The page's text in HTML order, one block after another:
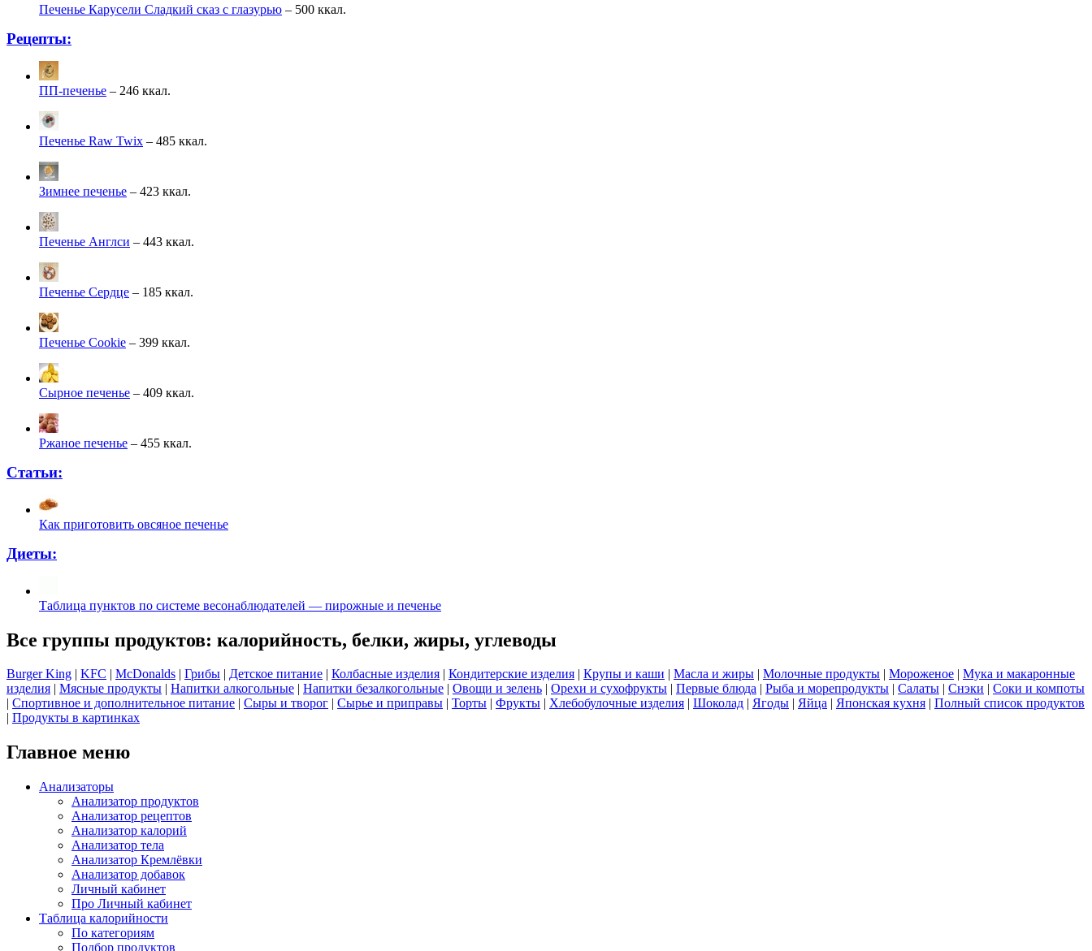
Печенье Карусели Сладкий сказ с глазурью – 500 ккал.
Рецепты:
ПП-печенье – 246 ккал.
Печенье Raw Twix – 485 ккал.
Зимнее печенье – 423 ккал.
Печенье Англси – 443 ккал.
Печенье Сердце – 185 ккал.
Печенье Cookie – 399 ккал.
Сырное печенье – 409 ккал.
Ржаное печенье – 455 ккал.
Статьи:
Как приготовить овсяное печенье
Диеты:
Таблица пунктов по системе весонаблюдателей — пирожные и печенье
Все группы продуктов: калорийность, белки, жиры, углеводы
Burger King | KFC | McDonalds | Грибы | Детское питание | Колбасные изделия | Кондитерские изделия | Крупы и каши | Масла и жиры | Молочные продукты | Мороженое | Мука и макаронные
изделия | Мясные продукты | Напитки алкогольные | Напитки безалкогольные | Овощи и зелень | Орехи и сухофрукты | Первые блюда | Рыба и морепродукты | Салаты | Снэки | Соки и компоты
| Спортивное и дополнительное питание | Сыры и творог | Сырье и приправы | Торты | Фрукты | Хлебобулочные изделия | Шоколад | Ягоды | Яйца | Японская кухня | Полный список продуктов
| Продукты в картинках
Главное меню
Анализаторы
Анализатор продуктов
Анализатор рецептов
Анализатор калорий
Анализатор тела
Анализатор Кремлёвки
Анализатор добавок
Личный кабинет
Про Личный кабинет
Таблица калорийности
По категориям
Подбор продуктов